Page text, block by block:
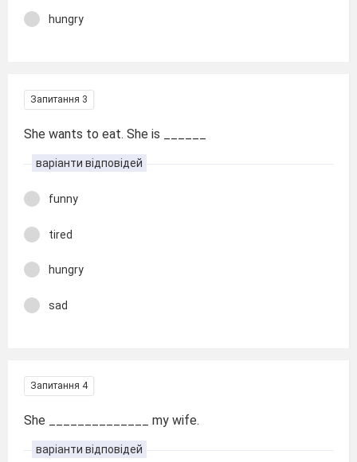
hungry
Запитання 3
She wants to eat. She is ______
варіанти відповідей
funny
tired
hungry
sad
Запитання 4
She ______________ my wife.
варіанти відповідей